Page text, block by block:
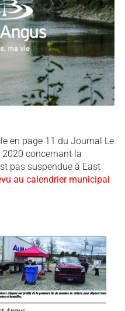
en page 11 du Journal Le
concernant la
pas suspendue à East
au calendrier municipal